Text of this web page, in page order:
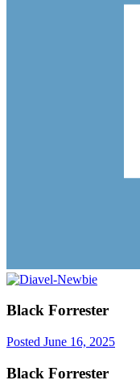
Black Forrester
Posted June 16, 2025
Black Forrester